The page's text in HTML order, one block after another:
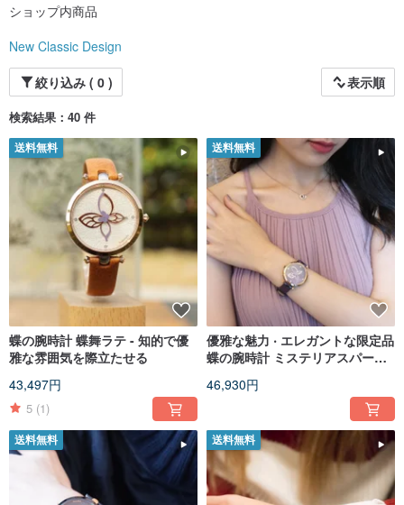
ショップ内商品
New Classic Design
絞り込み ( 0 )
表示順
検索結果：40 件
送料無料
蝶の腕時計 蝶舞ラテ - 知的で優
雅な雰囲気を際立たせる
43,497円
5 (1)
送料無料
優雅な魅力 ‧ エレガントな限定品
蝶の腕時計 ミステリアスパープ
46,930円
送料無料 送料無料